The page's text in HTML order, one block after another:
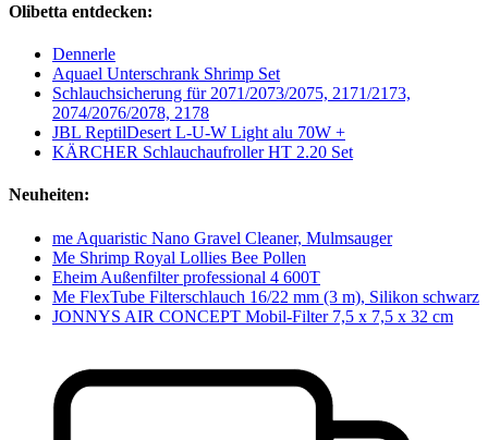
Olibetta entdecken:
Dennerle
Aquael Unterschrank Shrimp Set
Schlauchsicherung für 2071/2073/2075, 2171/2173,
2074/2076/2078, 2178
JBL ReptilDesert L-U-W Light alu 70W +
KÄRCHER Schlauchaufroller HT 2.20 Set
Neuheiten:
me Aquaristic Nano Gravel Cleaner, Mulmsauger
Me Shrimp Royal Lollies Bee Pollen
Eheim Außenfilter professional 4 600T
Me FlexTube Filterschlauch 16/22 mm (3 m), Silikon schwarz
JONNYS AIR CONCEPT Mobil-Filter 7,5 x 7,5 x 32 cm